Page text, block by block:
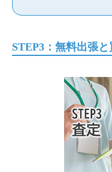
STEP3：無料出張